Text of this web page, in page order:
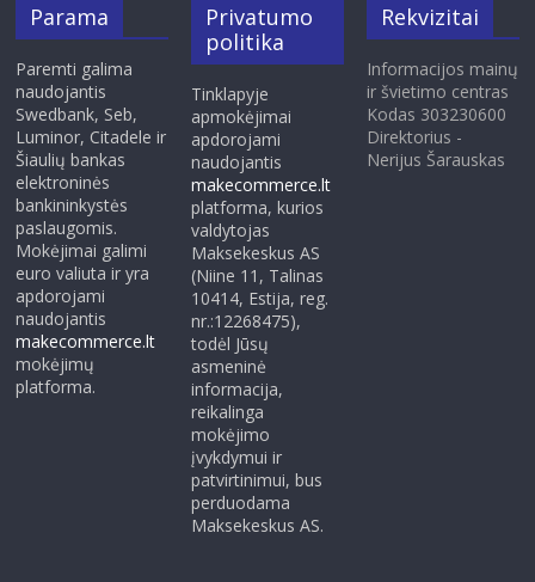
Parama
Paremti galima
naudojantis
Swedbank, Seb,
Luminor, Citadele ir
Šiaulių bankas
elektroninės
bankininkystės
paslaugomis.
Mokėjimai galimi
euro valiuta ir yra
apdorojami
naudojantis
makecommerce.lt
mokėjimų
platforma.
Privatumo
politika
Tinklapyje
apmokėjimai
apdorojami
naudojantis
makecommerce.lt
platforma, kurios
valdytojas
Maksekeskus AS
(Niine 11, Talinas
10414, Estija, reg.
nr.:12268475),
todėl Jūsų
asmeninė
informacija,
reikalinga
mokėjimo
įvykdymui ir
patvirtinimui, bus
perduodama
Maksekeskus AS.
Rekvizitai
Informacijos mainų
ir švietimo centras
Kodas 303230600
Direktorius -
Nerijus Šarauskas